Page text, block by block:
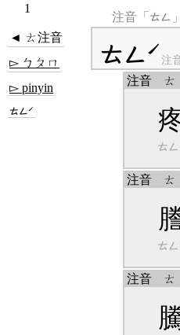
注音「 ㄊㄥ
◄ ㄊ注音
▻ ㄅㄆㄇ
▻ pinyin
ㄊㄥˊ
ㄊㄥˊ注
注音 ㄊ
ㄊ
注音 ㄊ
ㄊ
注音 ㄊ
1